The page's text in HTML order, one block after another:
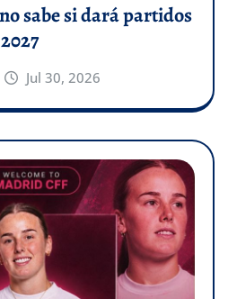
sabe si dará partidos
Jul 30, 2026